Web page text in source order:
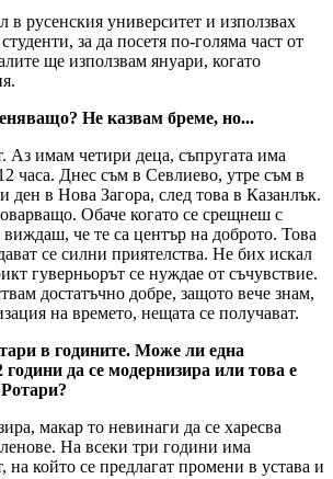
в русенския университет и използвах
за да посетя по-голяма част от
ще използвам януари, когато
Не казвам бреме, но...
Аз имам четири деца, съпругата има
часа. Днес съм в Севлиево, утре съм в
ден в Нова Загора, след това в Казанлък.
Обаче когато се срещнеш с
виждаш, че те са център на доброто. Това
се силни приятелства. Не бих искал
гуверньорът се нуждае от съчувствие.
достатъчно добре, защото вече знам,
на времето, нещата се получават.
в годините. Може ли една
години да се модернизира или това е
макар то невинаги да се харесва
На всеки три години има
на който се предлагат промени в устава и